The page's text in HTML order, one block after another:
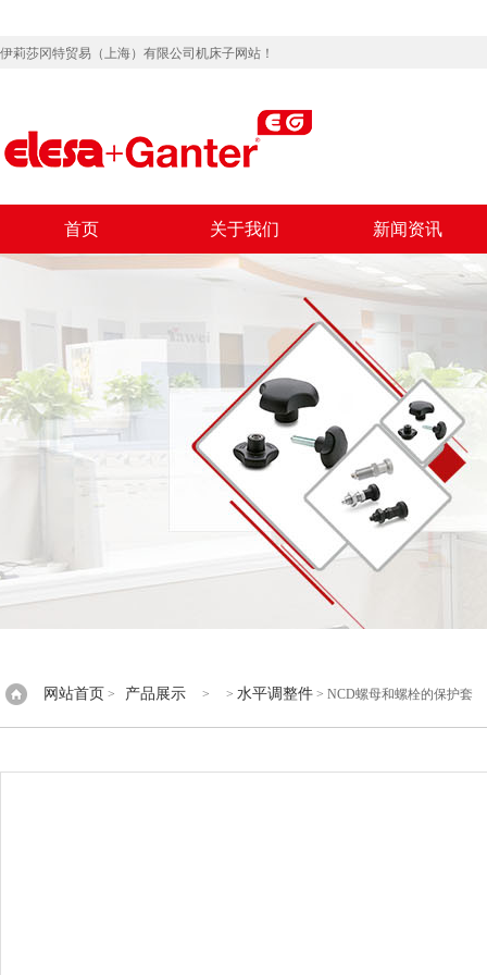
伊莉莎冈特贸易（上海）有限公司机床子网站！
首页 关于我们 新闻资讯
网站首页 > 产品展示 > > 水平调整件 > NCD螺母和螺栓的保护套